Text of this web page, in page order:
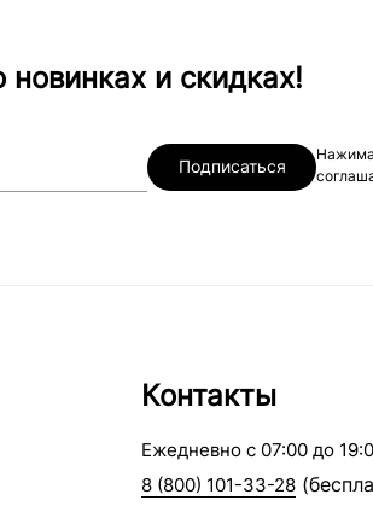
и скидках!
Подписаться
Контакты
Ежедневно с 07:00 до
8 (800) 101-33-28